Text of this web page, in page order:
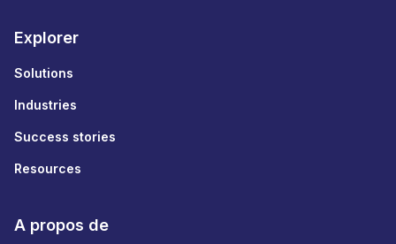
Explorer
Solutions
Industries
Success stories
Resources
A propos de